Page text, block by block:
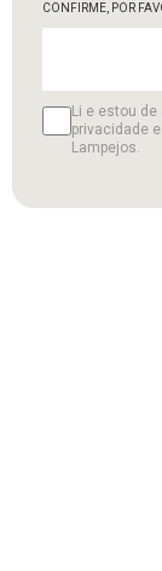
CONFIRME, POR
Li e estou de
privacidade
Lampejos.